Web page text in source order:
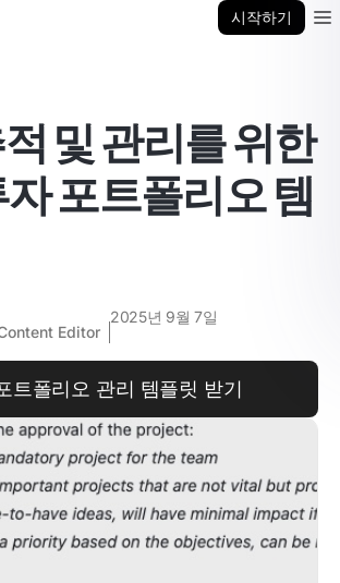
시작하기
및 관리를 위한
포트폴리오 템
Editor
2025년 9월 7일
트폴리오 관리 템플릿 받기